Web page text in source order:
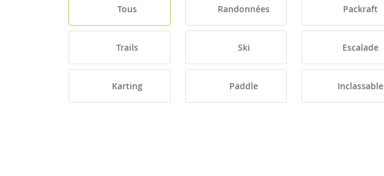
Tous Randonnées Packraft
Trails Ski Escalade
Karting Paddle Inclassable